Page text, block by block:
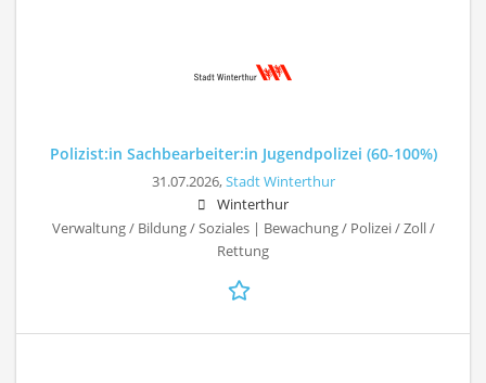
Polizist:in Sachbearbeiter:in Jugendpolizei (60-100%)
31.07.2026,Stadt Winterthur
Winterthur
Verwaltung / Bildung / Soziales | Bewachung / Polizei / Zoll /
Rettung